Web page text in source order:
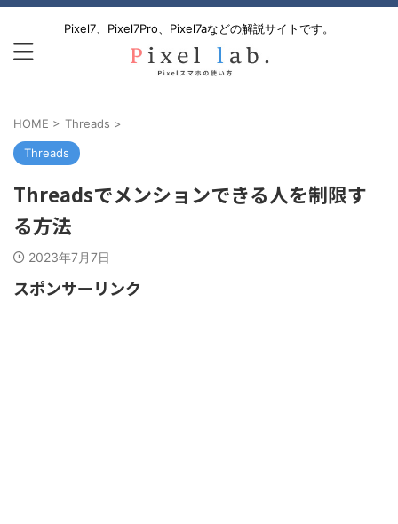
Pixel7、Pixel7Pro、Pixel7aなどの解説サイトです。
HOME > Threads >
Threads
Threadsでメンションできる人を制限す
る方法
2023年7月7日
スポンサーリンク